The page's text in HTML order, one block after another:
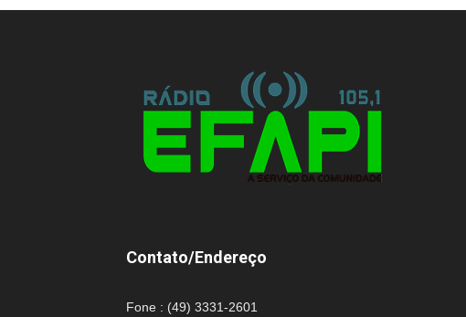
Contato/Endereço
Fone : (49) 3331-2601